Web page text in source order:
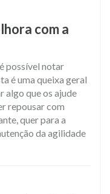
com a
possível notar
é uma queixa geral
algo que os ajude
repousar com
quer para a
da agilidade